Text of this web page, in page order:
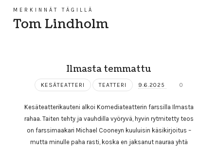
MERKINNÄT TÄGILLÄ
Tom Lindholm
Ilmasta temmattu
KESÄTEATTERI TEATTERI 9.6.2025 0
Kesäteatterikauteni alkoi Komediateatterin farssilla Ilmasta
rahaa. Taiten tehty ja vauhdilla vyöryvä, hyvin rytmitetty teos
on farssimaakari Michael Cooneyn kuuluisin käsikirjoitus –
mutta minulle paha rasti, koska en jaksanut nauraa yhtä